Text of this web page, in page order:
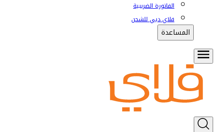
الفاتورة الضريبية
فلاي دبي للشحن
المساعدة